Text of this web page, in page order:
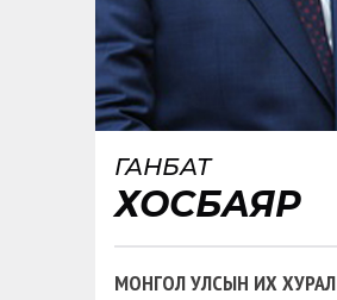
ГАНБАТ
ХОСБАЯР
МОНГОЛ УЛСЫН ИХ ХУРАЛ